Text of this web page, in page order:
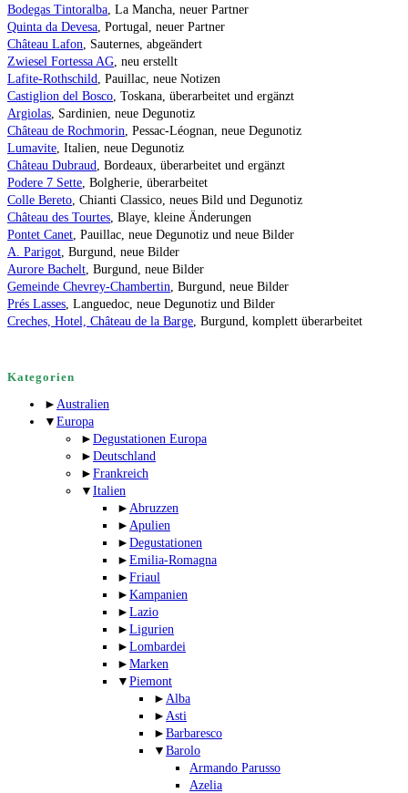
Bodegas Tintoralba, La Mancha, neuer Partner
Quinta da Devesa, Portugal, neuer Partner
Château Lafon, Sauternes, abgeändert
Zwiesel Fortessa AG, neu erstellt
Lafite-Rothschild, Pauillac, neue Notizen
Castiglion del Bosco, Toskana, überarbeitet und ergänzt
Argiolas, Sardinien, neue Degunotiz
Château de Rochmorin, Pessac-Léognan, neue Degunotiz
Lumavite, Italien, neue Degunotiz
Château Dubraud, Bordeaux, überarbeitet und ergänzt
Podere 7 Sette, Bolgherie, überarbeitet
Colle Bereto, Chianti Classico, neues Bild und Degunotiz
Château des Tourtes, Blaye, kleine Änderungen
Pontet Canet, Pauillac, neue Degunotiz und neue Bilder
A. Parigot, Burgund, neue Bilder
Aurore Bachelt, Burgund, neue Bilder
Gemeinde Chevrey-Chambertin, Burgund, neue Bilder
Prés Lasses, Languedoc, neue Degunotiz und Bilder
Creches, Hotel, Château de la Barge, Burgund, komplett überarbeitet
Kategorien
► Australien
▼ Europa
► Degustationen Europa
► Deutschland
► Frankreich
▼ Italien
► Abruzzen
► Apulien
► Degustationen
► Emilia-Romagna
► Friaul
► Kampanien
► Lazio
► Ligurien
► Lombardei
► Marken
▼ Piemont
► Alba
► Asti
► Barbaresco
▼ Barolo
Armando Parusso
Azelia